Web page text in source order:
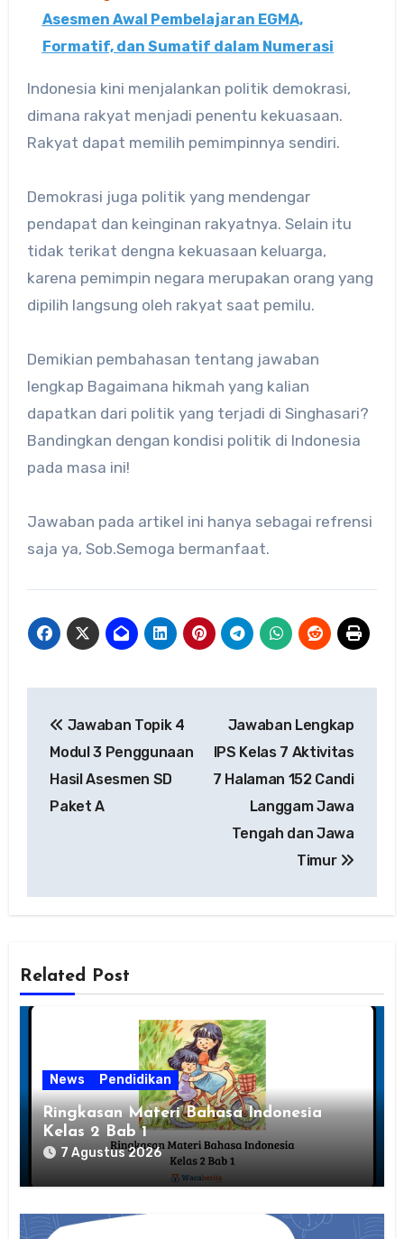
Asesmen Awal Pembelajaran EGMA,
Formatif, dan Sumatif dalam Numerasi
Indonesia kini menjalankan politik demokrasi,
dimana rakyat menjadi penentu kekuasaan.
Rakyat dapat memilih pemimpinnya sendiri.
Demokrasi juga politik yang mendengar
pendapat dan keinginan rakyatnya. Selain itu
tidak terikat dengna kekuasaan keluarga,
karena pemimpin negara merupakan orang yang
dipilih langsung oleh rakyat saat pemilu.
Demikian pembahasan tentang jawaban
lengkap Bagaimana hikmah yang kalian
dapatkan dari politik yang terjadi di Singhasari?
Bandingkan dengan kondisi politik di Indonesia
pada masa ini!
Jawaban pada artikel ini hanya sebagai refrensi
saja ya, Sob.Semoga bermanfaat.
pos
Jawaban Topik 4
Modul 3 Penggunaan
Hasil Asesmen SD
Paket A
Jawaban Lengkap
IPS Kelas 7 Aktivitas
7 Halaman 152 Candi
Langgam Jawa
Tengah dan Jawa
Timur
Related Post
News Pendidikan
Ringkasan Materi Bahasa Indonesia
Kelas 2 Bab 1
7 Agustus 2026